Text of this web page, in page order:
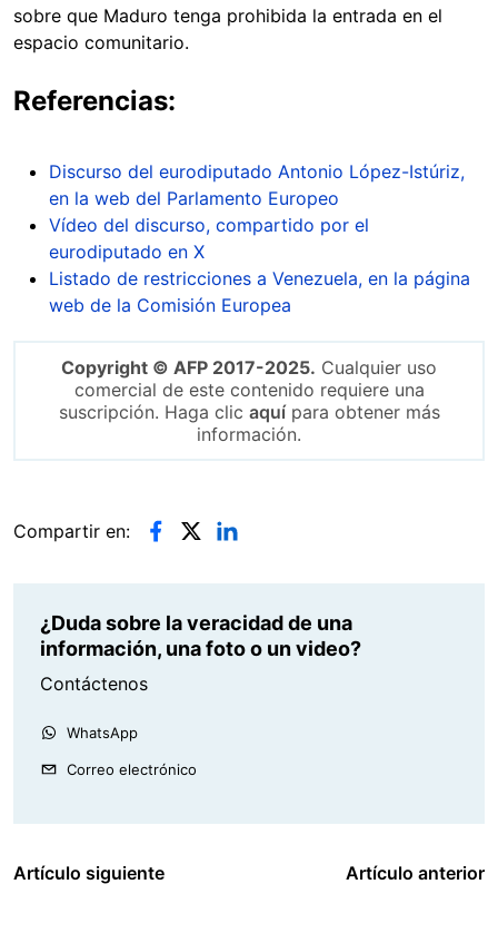
sobre que Maduro tenga prohibida la entrada en el
espacio comunitario.
Referencias:
Discurso del eurodiputado Antonio López-Istúriz,
en la web del Parlamento Europeo
Vídeo del discurso, compartido por el
eurodiputado en X
Listado de restricciones a Venezuela, en la página
web de la Comisión Europea
Copyright © AFP 2017-2025. Cualquier uso
comercial de este contenido requiere una
suscripción. Haga clic aquípara obtener más
información.
Compartir en:
¿Duda sobre la veracidad de una
información, una foto o un video?
Contáctenos
WhatsApp
Correo electrónico
Artículo siguiente Artículo anterior